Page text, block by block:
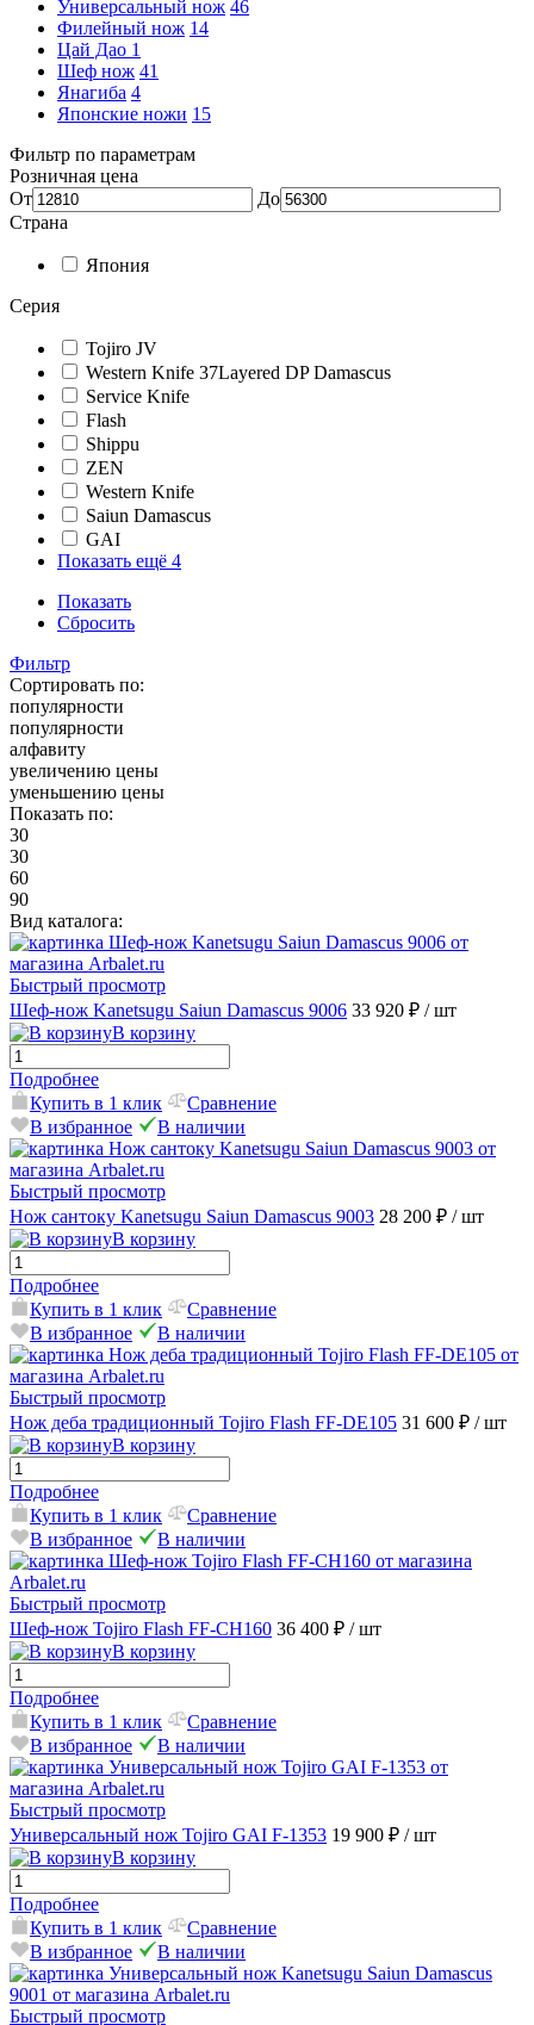
Универсальный нож 46
Филейный нож 14
Цай Дао 1
Шеф нож 41
Янагиба 4
Японские ножи 15
Фильтр по параметрам
Розничная цена
От
До
Страна
Япония
Серия
Tojiro JV
Western Knife 37Layered DP Damascus
Service Knife
Flash
Shippu
ZEN
Western Knife
Saiun Damascus
GAI
Показать ещё 4
Показать
Сбросить
Фильтр
Сортировать по:
популярности
популярности
алфавиту
увеличению цены
уменьшению цены
Показать по:
30
30
60
90
Вид каталога:
Быстрый просмотр
Шеф-нож Kanetsugu Saiun Damascus 9006 33 920 ₽ / шт
В корзину
Подробнее
Купить в 1 клик
Сравнение
В избранное
В наличии
Быстрый просмотр
Нож сантоку Kanetsugu Saiun Damascus 9003 28 200 ₽ / шт
В корзину
Подробнее
Купить в 1 клик
Сравнение
В избранное
В наличии
Быстрый просмотр
Нож деба традиционный Tojiro Flash FF-DE105 31 600 ₽ / шт
В корзину
Подробнее
Купить в 1 клик
Сравнение
В избранное
В наличии
Быстрый просмотр
Шеф-нож Tojiro Flash FF-CH160 36 400 ₽ / шт
В корзину
Подробнее
Купить в 1 клик
Сравнение
В избранное
В наличии
Быстрый просмотр
Универсальный нож Tojiro GAI F-1353 19 900 ₽ / шт
В корзину
Подробнее
Купить в 1 клик
Сравнение
В избранное
В наличии
Быстрый просмотр